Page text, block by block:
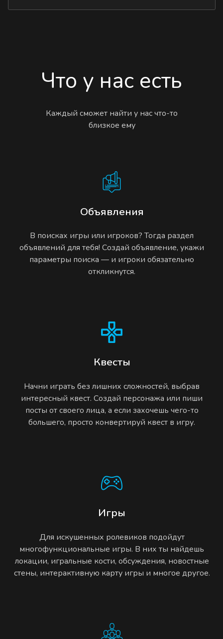
Что у нас есть
Каждый сможет найти у нас что-то
близкое ему
Объявления
В поисках игры или игроков? Тогда раздел
объявлений для тебя! Создай объявление, укажи
параметры поиска — и игроки обязательно
откликнутся.
Квесты
Начни играть без лишних сложностей, выбрав
интересный квест. Создай персонажа или пиши
посты от своего лица, а если захочешь чего-то
большего, просто конвертируй квест в игру.
Игры
Для искушенных ролевиков подойдут
многофункциональные игры. В них ты найдешь
локации, игральные кости, обсуждения, новостные
стены, интерактивную карту игры и многое другое.